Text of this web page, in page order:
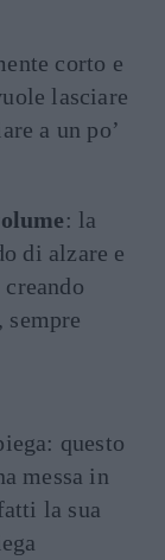
corto e
lasciare
a un po’
: la
di alzare e
questo
messa in
la sua